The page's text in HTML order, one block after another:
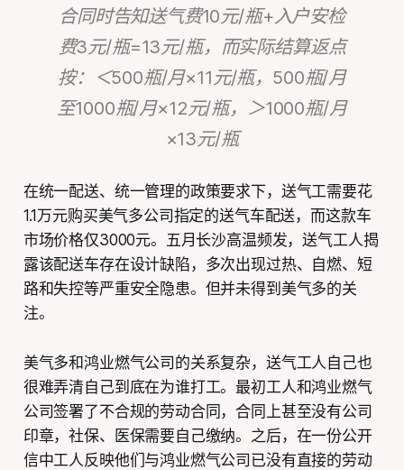
合同时告知送气费10元/瓶+入户安检
费3元/瓶=13元/瓶，而实际结算返点
按：＜500瓶/月×11元/瓶，500瓶/月
至1000瓶/月×12元/瓶，＞1000瓶/月
×13元/瓶
在统一配送、统一管理的政策要求下，送气工需要花
1.1万元购买美气多公司指定的送气车配送，而这款车
市场价格仅3000元。五月长沙高温频发，送气工人揭
露该配送车存在设计缺陷，多次出现过热、自燃、短
路和失控等严重安全隐患。但并未得到美气多的关
注。
美气多和鸿业燃气公司的关系复杂，送气工人自己也
很难弄清自己到底在为谁打工。最初工人和鸿业燃气
公司签署了不合规的劳动合同，合同上甚至没有公司
印章，社保、医保需要自己缴纳。之后，在一份公开
信中工人反映他们与鸿业燃气公司已没有直接的劳动